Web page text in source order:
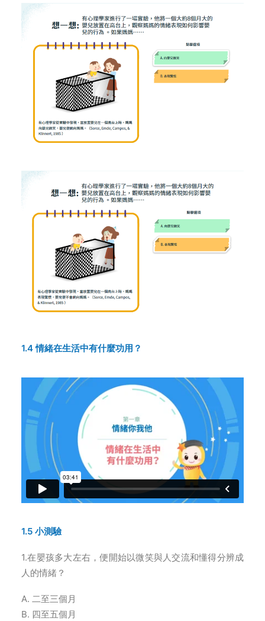
1.4 情緒在生活中有什麼功用？
1.5 小測驗
1.在嬰孩多大左右，便開始以微笑與人交流和懂得分辨成
人的情緒？
二至三個月
四至五個月